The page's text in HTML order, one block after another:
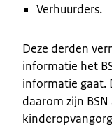
Verhuurders.
Deze derden
informatie het
informatie gaat.
daarom zijn